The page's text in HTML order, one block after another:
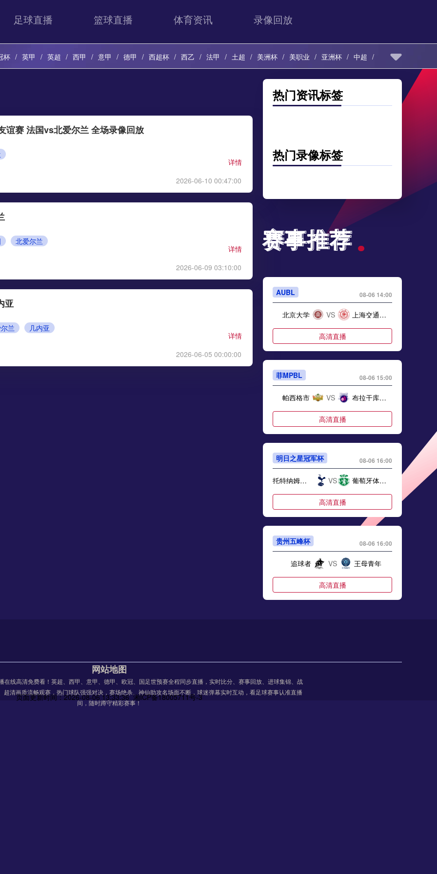
足球直播 篮球直播 体育资讯 录像回放
杯 英甲 英超 西甲 意甲 德甲 西超杯 西乙 法甲 土超 美洲杯 美职业 亚洲杯 中超
谊赛 法国vs北爱尔兰 全场录像回放
详情
2026-06-10 00:47:00
详情
北爱尔兰
2026-06-09 03:10:00
亚
详情
兰 几内亚
2026-06-05 00:00:00
热门资讯标签
热门录像标签
赛事推荐
赛事推荐
AUBL 08-06 14:00
北京大学 VS 上海交通大学
高清直播
菲MPBL 08-06 15:00
帕西格市 VS 布拉干库亚斯
高清直播
明日之星冠军杯 08-06 16:00
托特纳姆热刺U17 VS 葡萄牙体育U17
高清直播
贵州五峰杯 08-06 16:00
追球者 VS 王母青年
高清直播
网站地图
线高清免费看！英超、西甲、意甲、德甲、欧冠、国足世预赛全程同步直播，实时比分、赛事回放、进球集锦、战
超清画质流畅观赛，热门球队强强对决，赛场绝杀、神仙助攻名场面不断，球迷弹幕实时互动，看足球赛事认准直播
间，随时蹲守精彩赛事！
页面更新时间：2026-08-06 13:33:36 湘ICP备18005711号-3